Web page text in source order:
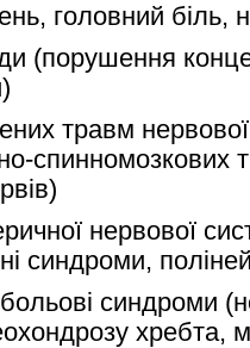
головний біль,
(порушення
травм
спинномозкових
нервової
синдроми,
больові синдроми
хребта,